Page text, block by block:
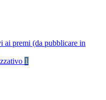
ai premi (da pubblicare in
1